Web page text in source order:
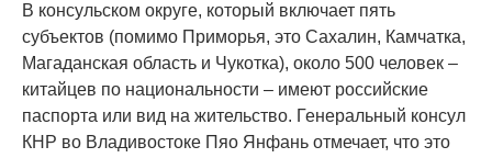
В консульском округе, который включает пять
субъектов (помимо Приморья, это Сахалин, Камчатка,
Магаданская область и Чукотка), около 500 человек –
китайцев по национальности – имеют российские
паспорта или вид на жительство. Генеральный консул
КНР во Владивостоке Пяо Янфань отмечает, что это